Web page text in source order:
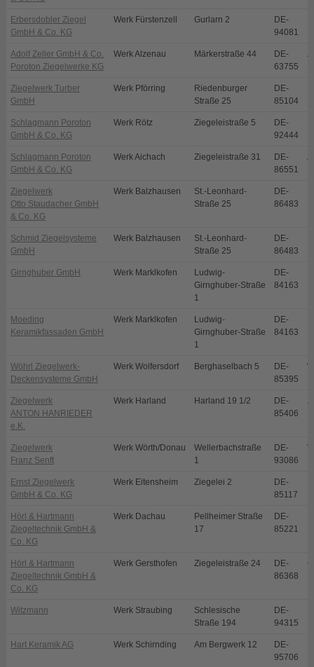
Erbersdobler Ziegel
GmbH & Co. KG
Werk Fürstenzell Gurlarn 2
DE-
94081
Adolf Zeller GmbH & Co.
Poroton Ziegelwerke KG
Werk Alzenau Märkerstraße 44
DE-
63755
Ziegelwerk Turber
GmbH
Werk Pförring
Riedenburger
Straße 25
DE-
85104
Schlagmann Poroton
GmbH & Co. KG
Werk Rötz Ziegeleistraße 5
DE-
92444
Schlagmann Poroton
GmbH & Co. KG
Werk Aichach Ziegeleistraße 31
DE-
86551
Ziegelwerk
Otto Staudacher GmbH
& Co. KG
Werk Balzhausen
St.-Leonhard-
Straße 25
DE-
86483
Schmid Ziegelsysteme
GmbH
Werk Balzhausen
St.-Leonhard-
Straße 25
DE-
86483
Girnghuber GmbH Werk Marklkofen
Ludwig-
Girnghuber-Straße
1
DE-
84163
Moeding
Keramikfassaden GmbH
Werk Marklkofen
Ludwig-
Girnghuber-Straße
1
DE-
84163
Wöhrl Ziegelwerk-
Deckensysteme GmbH
Werk Wolfersdorf Berghaselbach 5
DE-
85395
Ziegelwerk
ANTON HANRIEDER
e.K.
Werk Harland Harland 19 1/2
DE-
85406
Ziegelwerk
Franz Senft
Werk Wörth/Donau
Wellerbachstraße
1
DE-
93086
Ernst Ziegelwerk
GmbH & Co. KG
Werk Eitensheim Ziegelei 2
DE-
85117
Hörl & Hartmann
Ziegeltechnik GmbH &
Co. KG
Werk Dachau
Pellheimer Straße
17
DE-
85221
Hörl & Hartmann
Ziegeltechnik GmbH &
Co. KG
Werk Gersthofen Ziegeleistraße 24
DE-
86368
Witzmann Werk Straubing
Schlesische
Straße 194
DE-
94315
Hart Keramik AG Werk Schirnding Am Bergwerk 12
DE-
95706